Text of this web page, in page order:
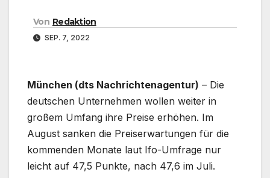
Von Redaktion
SEP. 7, 2022
München (dts Nachrichtenagentur) – Die
deutschen Unternehmen wollen weiter in
großem Umfang ihre Preise erhöhen. Im
August sanken die Preiserwartungen für die
kommenden Monate laut Ifo-Umfrage nur
leicht auf 47,5 Punkte, nach 47,6 im Juli.